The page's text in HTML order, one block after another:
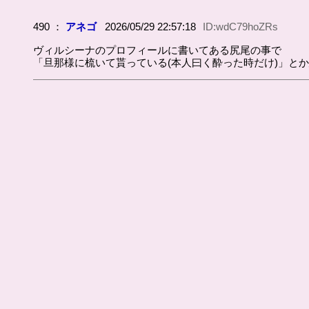
490 ： アネゴ2026/05/29 22:57:18
ID:wdC79hoZRs
ヴィルシーナのプロフィールに書いてある尻尾の事で
「旦那様に梳いて貰っている(本人曰く酔った時だけ)」と